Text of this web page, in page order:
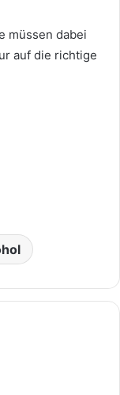
müssen dabei
auf die richtige